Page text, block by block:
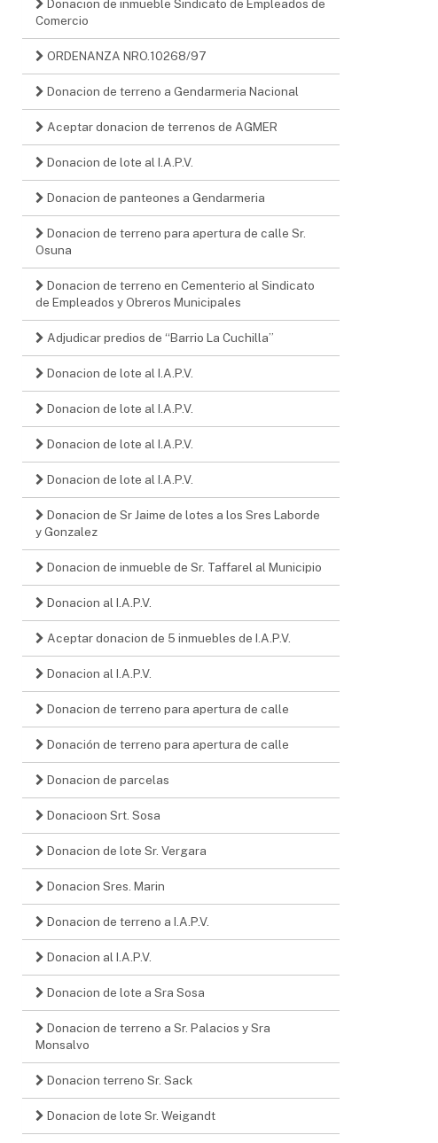
Donacion de inmueble Sindicato de Empleados de
Comercio
ORDENANZA NRO.10268/97
Donacion de terreno a Gendarmeria Nacional
Aceptar donacion de terrenos de AGMER
Donacion de lote al I.A.P.V.
Donacion de panteones a Gendarmeria
Donacion de terreno para apertura de calle Sr.
Osuna
Donacion de terreno en Cementerio al Sindicato
de Empleados y Obreros Municipales
Adjudicar predios de “Barrio La Cuchilla”
Donacion de lote al I.A.P.V.
Donacion de lote al I.A.P.V.
Donacion de lote al I.A.P.V.
Donacion de lote al I.A.P.V.
Donacion de Sr Jaime de lotes a los Sres Laborde
y Gonzalez
Donacion de inmueble de Sr. Taffarel al Municipio
Donacion al I.A.P.V.
Aceptar donacion de 5 inmuebles de I.A.P.V.
Donacion al I.A.P.V.
Donacion de terreno para apertura de calle
Donación de terreno para apertura de calle
Donacion de parcelas
Donacioon Srt. Sosa
Donacion de lote Sr. Vergara
Donacion Sres. Marin
Donacion de terreno a I.A.P.V.
Donacion al I.A.P.V.
Donacion de lote a Sra Sosa
Donacion de terreno a Sr. Palacios y Sra
Monsalvo
Donacion terreno Sr. Sack
Donacion de lote Sr. Weigandt